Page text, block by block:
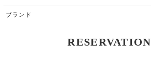
ブランド
RESERVATION